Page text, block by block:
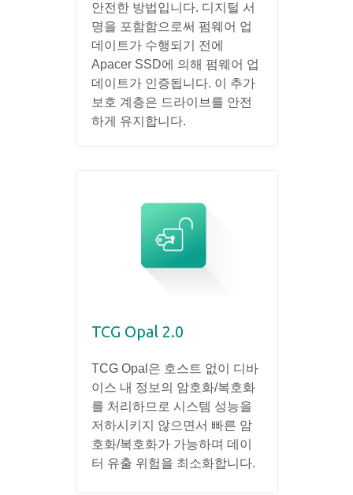
안전한 방법입니다. 디지털 서
명을 포함함으로써 펌웨어 업
데이트가 수행되기 전에
Apacer SSD에 의해 펌웨어 업
데이트가 인증됩니다. 이 추가
보호 계층은 드라이브를 안전
하게 유지합니다.
TCG Opal 2.0
TCG Opal은 호스트 없이 디바
이스 내 정보의 암호화/복호화
를 처리하므로 시스템 성능을
저하시키지 않으면서 빠른 암
호화/복호화가 가능하며 데이
터 유출 위험을 최소화합니다.